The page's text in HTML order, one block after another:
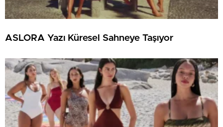
ASLORA Yazı Küresel Sahneye Taşıyor